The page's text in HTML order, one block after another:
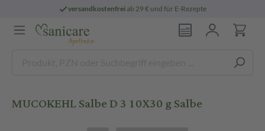
versandkostenfreiab 29 € und für E-Rezepte
MUCOKEHL Salbe D 3 10X30 g Salbe